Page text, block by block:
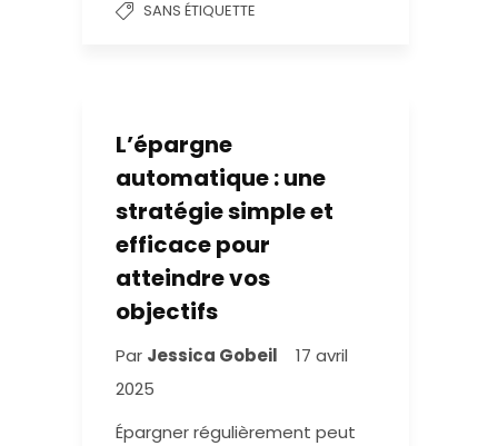
SANS ÉTIQUETTE
L’épargne
automatique : une
stratégie simple et
efficace pour
atteindre vos
objectifs
Par Jessica Gobeil
17 avril
2025
Épargner régulièrement peut